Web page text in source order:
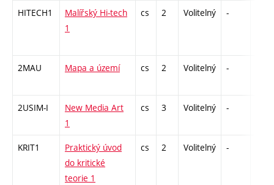
HITECH1
Malířský Hi-tech
1
cs 2 Volitelný -
2MAU Mapa a území cs 2 Volitelný -
2USIM-I
New Media Art
1
cs 3 Volitelný -
KRIT1
Praktický úvod
do kritické
teorie 1
cs 2 Volitelný -